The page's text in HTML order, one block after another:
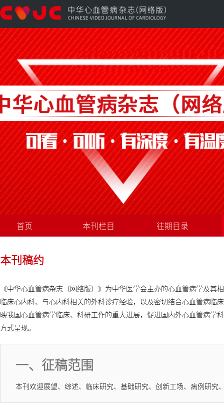
首页 本刊栏目 往期目录
本刊稿约
《中华心血管病杂志（网络版）》为中华医学会主办的心血管病学及
临床心内科、与心内科相关的外科诊疗经验，以及密切结合心血管病
映我国心血管病学临床、科研工作的重大进展，促进国内外心血管病学
方式呈现。
一、征稿范围
本刊欢迎展望、综述、临床研究、基础研究、创新工场、病例研